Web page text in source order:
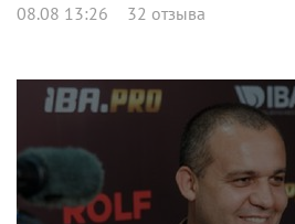
08.08 13:26 32 отзыва